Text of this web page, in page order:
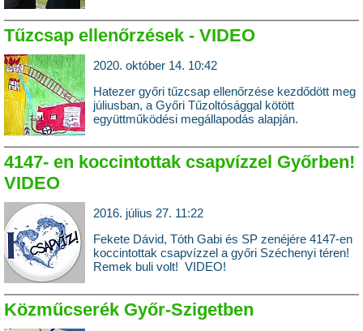
Tűzcsap ellenőrzések - VIDEO
2020. október 14. 10:42
Hatezer győri tűzcsap ellenőrzése kezdődött meg
júliusban, a Győri Tűzoltósággal kötött
együttműködési megállapodás alapján.
4147- en koccintottak csapvízzel Győrben!
VIDEO
2016. július 27. 11:22
Fekete Dávid, Tóth Gabi és SP zenéjére 4147-en
koccintottak csapvízzel a győri Széchenyi téren!
Remek buli volt! VIDEO!
Közműcserék Győr-Szigetben